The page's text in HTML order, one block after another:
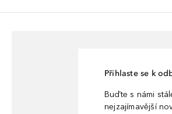
Přihlaste se k
Buďte s námi
nejzajímavější